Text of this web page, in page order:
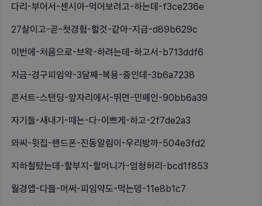
다리-부어서-센시아-먹어보려고-하는데-f3ce236e
27살이고-곧-첫경험-할것-같아-지금-d89b629c
이번에-처음으로-브왁-하려는데-하고서-b713ddf6
지금-경구피임약-3달째-복용-중인데-3b6a7238
콘서트-스탠딩-앞자리에서-뛰면-민폐인-90bb6a39
자기들-새내기-때는-다-이쁘게-하고-2f7de2a3
와씨-윗집-핸드폰-진동알림이-우리방까-504e3fd2
지하철탔는데-할부지-할머니가-엄청허리-bcd1f853
월경앱-다들-머써-피임약도-먹는뎅-11e8b1c7